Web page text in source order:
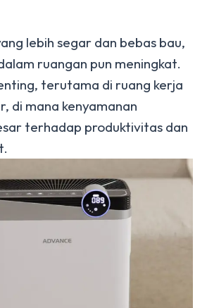
lebih segar dan bebas bau,
ruangan pun meningkat.
terutama di ruang kerja
di mana kenyamanan
terhadap produktivitas dan